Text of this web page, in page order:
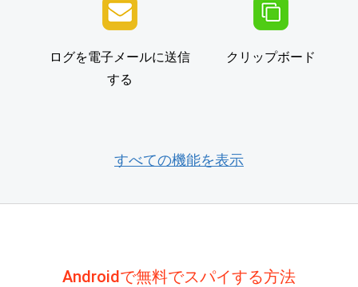
ログを電子メールに送信
する
クリップボード
すべての機能を表示
Androidで無料でスパイする方法